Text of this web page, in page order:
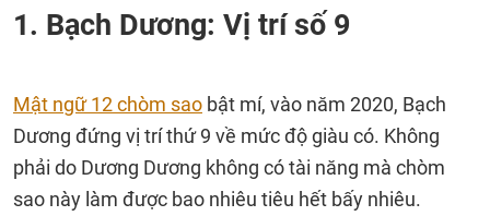
1. Bạch Dương: Vị trí số 9
Mật ngữ 12 chòm sao bật mí, vào năm 2020, Bạch
Dương đứng vị trí thứ 9 về mức độ giàu có. Không
phải do Dương Dương không có tài năng mà chòm
sao này làm được bao nhiêu tiêu hết bấy nhiêu.